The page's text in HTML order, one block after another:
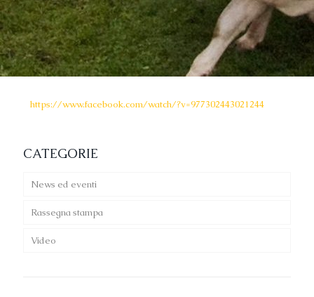
https://www.facebook.com/watch/?v=977302443021244
CATEGORIE
News ed eventi
Rassegna stampa
Video